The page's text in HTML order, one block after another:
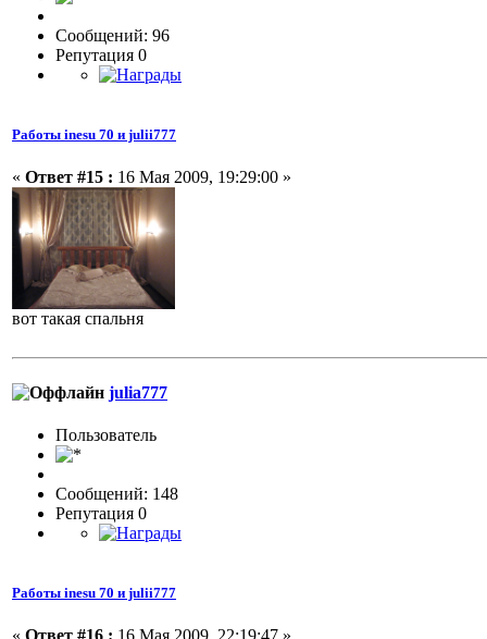
Сообщений: 96
Репутация 0
Работы inesu 70 и julii777
« Ответ #15 : 16 Мая 2009, 19:29:00 »
вот такая спальня
julia777
Пользовaтeль
Сообщений: 148
Репутация 0
Работы inesu 70 и julii777